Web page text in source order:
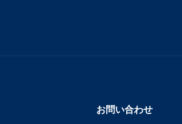
お問い合わせ